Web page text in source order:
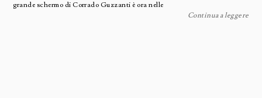
grande schermo di Corrado Guzzanti è ora nelle
Continua a leggere